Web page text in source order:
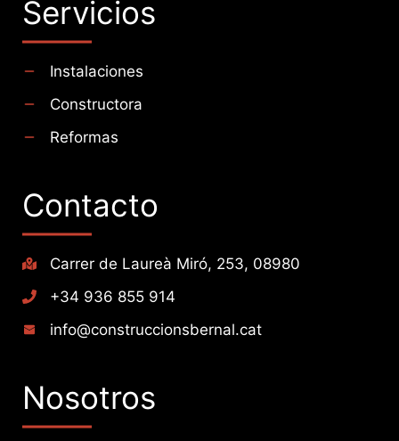
Servicios
Instalaciones
Constructora
Reformas
Contacto
Carrer de Laureà Miró, 253, 08980
+34 936 855 914
info@construccionsbernal.cat
Nosotros